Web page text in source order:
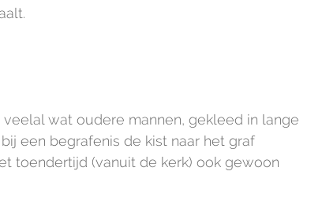
wat oudere mannen, gekleed in lange
een begrafenis de kist naar het graf
toendertijd (vanuit de kerk) ook gewoon